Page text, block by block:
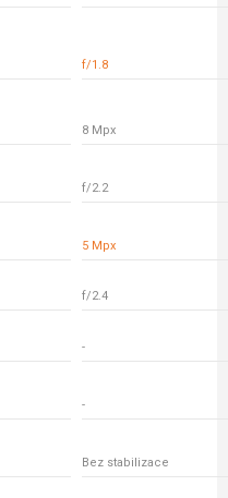
f/1.8
8 Mpx
f/2.2
5 Mpx
f/2.4
-
-
Bez stabilizace